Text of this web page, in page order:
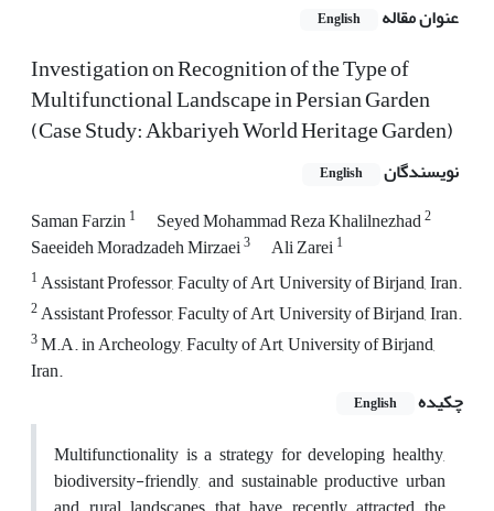
عنوان مقاله
English
Investigation on Recognition of the Type of
Multifunctional Landscape in Persian Garden
(Case Study: Akbariyeh World Heritage Garden)
نویسندگان English
Saman Farzin1 Seyed Mohammad Reza Khalilnezhad2
Saeeideh Moradzadeh Mirzaei3 Ali Zarei1
1Assistant Professor, Faculty of Art, University of Birjand, Iran.
2Assistant Professor, Faculty of Art, University of Birjand, Iran.
3M.A. in Archeology, Faculty of Art, University of Birjand,
Iran.
چکیده
English
Multifunctionality is a strategy for developing healthy,
biodiversity-friendly, and sustainable productive urban